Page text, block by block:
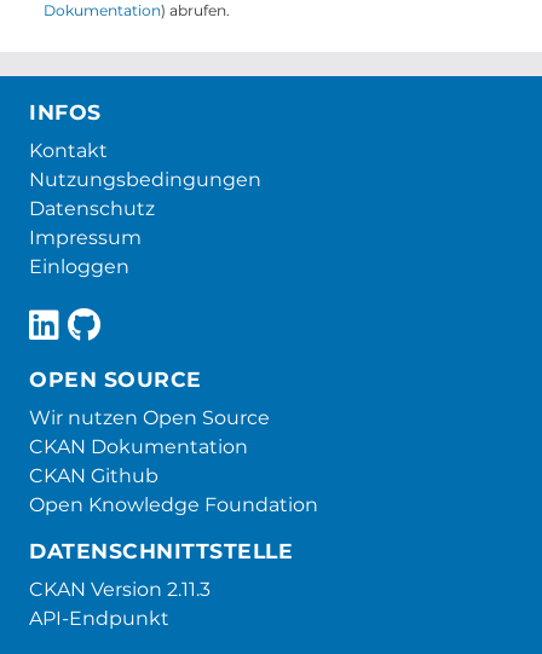
Dokumentation) abrufen.
INFOS
Kontakt
Nutzungsbedingungen
Datenschutz
Impressum
Einloggen
OPEN SOURCE
Wir nutzen Open Source
CKAN Dokumentation
CKAN Github
Open Knowledge Foundation
DATENSCHNITTSTELLE
CKAN Version 2.11.3
API-Endpunkt